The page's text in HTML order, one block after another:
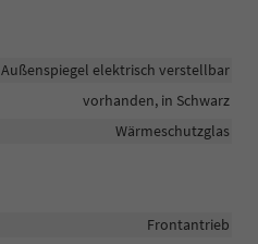
Außenspiegel elektrisch verstellbar
vorhanden, in Schwarz
Wärmeschutzglas
Frontantrieb